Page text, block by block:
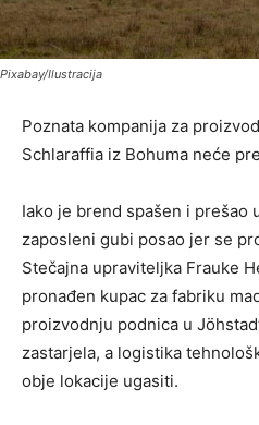
Pixabay/Ilustracija
Poznata kompanija za
Schlaraffia iz Bohuma neće
Iako je brend spašen i prešao
zaposleni gubi posao jer se
Stečajna upraviteljka Frauke
pronađen kupac za fabriku
proizvodnju podnica u
zastarjela, a logistika
obje lokacije ugasiti.